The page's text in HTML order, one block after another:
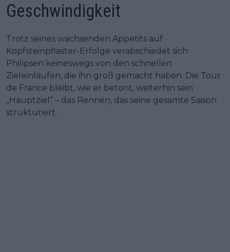
Geschwindigkeit
Trotz seines wachsenden Appetits auf
Kopfsteinpflaster-Erfolge verabschiedet sich
Philipsen keineswegs von den schnellen
Zieleinläufen, die ihn groß gemacht haben. Die Tour
de France bleibt, wie er betont, weiterhin sein
„Hauptziel“ – das Rennen, das seine gesamte Saison
strukturiert.